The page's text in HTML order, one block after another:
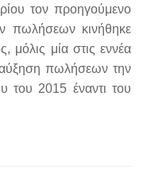
τον προηγούμενο
πωλήσεων κινήθηκε
μόλις μία στις εννέα
αύξηση πωλήσεων την
του 2015 έναντι του